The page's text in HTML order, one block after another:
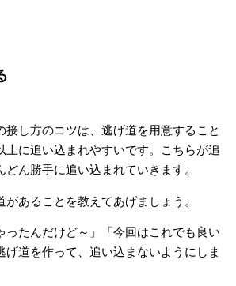
接し方のコツは、逃げ道を用意すること
上に追い込まれやすいです。こちらが追
ん勝手に追い込まれていきます。
あることを教えてあげましょう。
ったんだけど～」「今回はこれでも良い
げ道を作って、追い込まないようにしま